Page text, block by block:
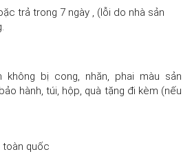
trả trong 7 ngày , (lỗi do nhà sản
không bị cong, nhăn, phai màu sản
hành, túi, hộp, quà tặng đi kèm (nếu
toàn quốc